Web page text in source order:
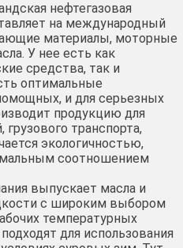
нефтегазовая
на международный
материалы, моторные
У нее есть как
средства, так и
оптимальные
и для серьезных
продукцию для
транспорта,
экологичностью,
соотношением
выпускает масла и
с широким выбором
температурных
для использования